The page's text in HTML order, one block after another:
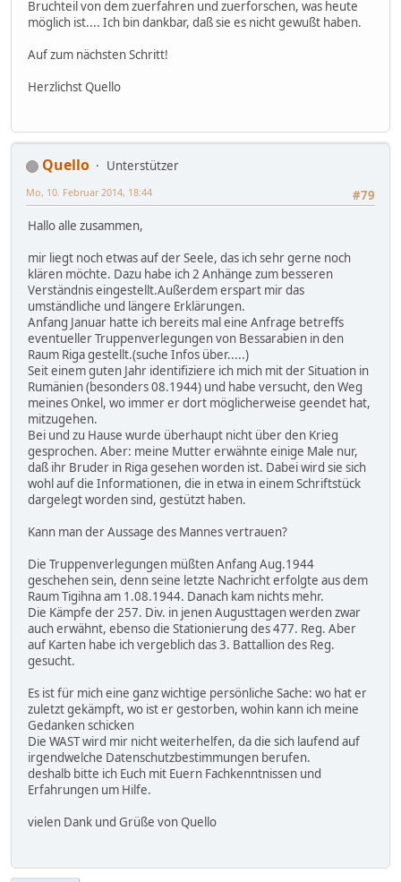
Bruchteil von dem zuerfahren und zuerforschen, was heute
möglich ist.... Ich bin dankbar, daß sie es nicht gewußt haben.
Auf zum nächsten Schritt!
Herzlichst Quello
Quello
Unterstützer
#79
Mo, 10. Februar 2014, 18:44
Hallo alle zusammen,
mir liegt noch etwas auf der Seele, das ich sehr gerne noch
klären möchte. Dazu habe ich 2 Anhänge zum besseren
Verständnis eingestellt.Außerdem erspart mir das
umständliche und längere Erklärungen.
Anfang Januar hatte ich bereits mal eine Anfrage betreffs
eventueller Truppenverlegungen von Bessarabien in den
Raum Riga gestellt.(suche Infos über.....)
Seit einem guten Jahr identifiziere ich mich mit der Situation in
Rumänien (besonders 08.1944) und habe versucht, den Weg
meines Onkel, wo immer er dort möglicherweise geendet hat,
mitzugehen.
Bei und zu Hause wurde überhaupt nicht über den Krieg
gesprochen. Aber: meine Mutter erwähnte einige Male nur,
daß ihr Bruder in Riga gesehen worden ist. Dabei wird sie sich
wohl auf die Informationen, die in etwa in einem Schriftstück
dargelegt worden sind, gestützt haben.
Kann man der Aussage des Mannes vertrauen?
Die Truppenverlegungen müßten Anfang Aug.1944
geschehen sein, denn seine letzte Nachricht erfolgte aus dem
Raum Tigihna am 1.08.1944. Danach kam nichts mehr.
Die Kämpfe der 257. Div. in jenen Augusttagen werden zwar
auch erwähnt, ebenso die Stationierung des 477. Reg. Aber
auf Karten habe ich vergeblich das 3. Battallion des Reg.
gesucht.
Es ist für mich eine ganz wichtige persönliche Sache: wo hat er
zuletzt gekämpft, wo ist er gestorben, wohin kann ich meine
Gedanken schicken
Die WAST wird mir nicht weiterhelfen, da die sich laufend auf
irgendwelche Datenschutzbestimmungen berufen.
deshalb bitte ich Euch mit Euern Fachkenntnissen und
Erfahrungen um Hilfe.
vielen Dank und Grüße von Quello